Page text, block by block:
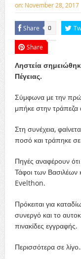
on: November 28, 2017
Share 0
Share
Ληστεία
Πέγειας.
Σύμφωνα με την
μπήκε στην
Στη συνέχεια,
ποσό και τράπηκε
Πηγές αναφέρουν
Τάφοι των Βασιλέων
Evelthon.
Πρόκειται για
συνεργό και το
πινακίδες εγγραφής.
Περισσότερα σε